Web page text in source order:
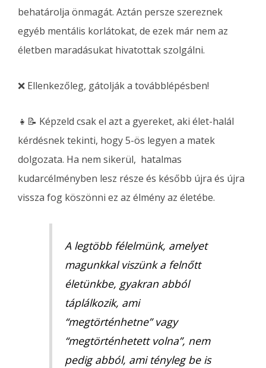
behatárolja önmagát. Aztán persze szereznek
egyéb mentális korlátokat, de ezek már nem az
életben maradásukat hivatottak szolgálni.
❌ Ellenkezőleg, gátolják a továbblépésben!
👧📝 Képzeld csak el azt a gyereket, aki élet-halál
kérdésnek tekinti, hogy 5-ös legyen a matek
dolgozata. Ha nem sikerül, hatalmas
kudarcélményben lesz része és később újra és újra
vissza fog köszönni ez az élmény az életébe.
A legtöbb félelmünk, amelyet
magunkkal viszünk a felnőtt
életünkbe, gyakran abból
táplálkozik, ami
“megtörténhetne” vagy
“megtörténhetett volna”, nem
pedig abból, ami tényleg be is